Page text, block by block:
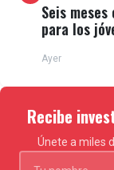
Seis
para los
Ayer
Recibe
Únete a miles